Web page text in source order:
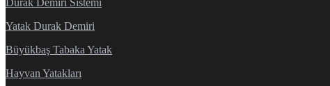
Yatak Durak Demiri
Büyükbaş Tabaka Yatak
Hayvan Yatakları